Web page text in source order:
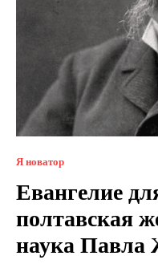
Я новатор
Евангелие
полтавская
наука Павла